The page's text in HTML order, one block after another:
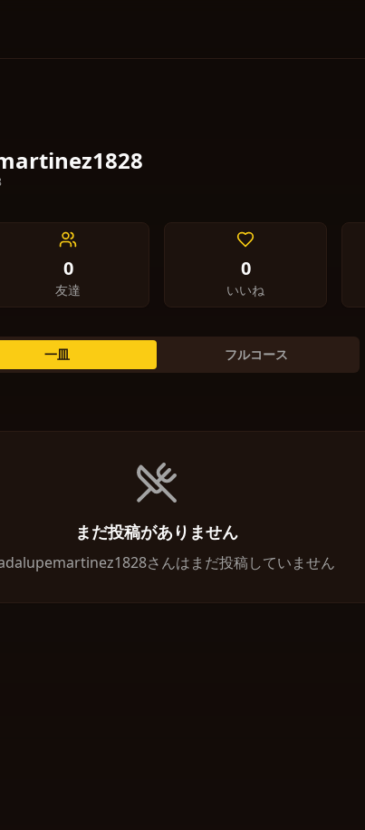
0
友達
0
いいね
一皿 フルコース
まだ投稿がありません
さんはまだ投稿していません